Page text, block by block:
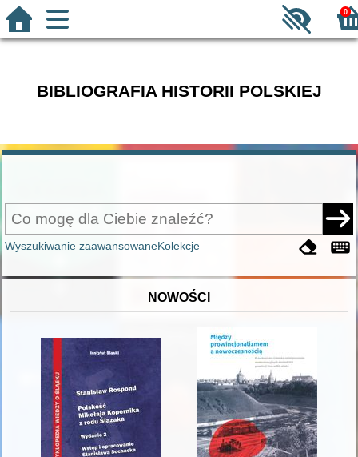
0
BIBLIOGRAFIA HISTORII POLSKIEJ
Wyszukiwanie zaawansowaneKolekcje
NOWOŚCI